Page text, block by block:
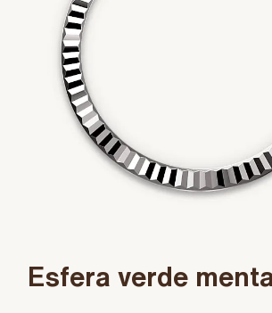
Esfera verde menta